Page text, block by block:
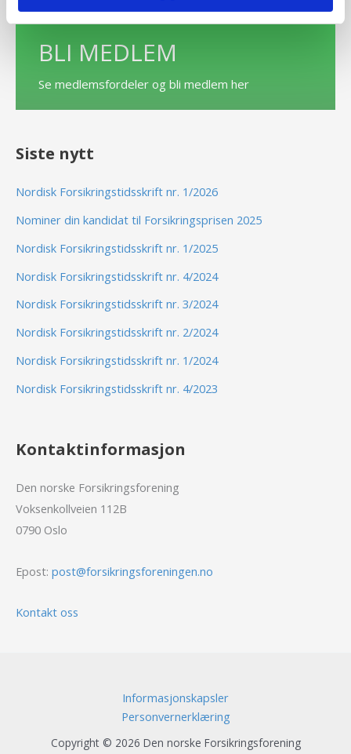
BLI MEDLEM
Se medlemsfordeler og bli medlem her
Siste nytt
Nordisk Forsikringstidsskrift nr. 1/2026
Nominer din kandidat til Forsikringsprisen 2025
Nordisk Forsikringstidsskrift nr. 1/2025
Nordisk Forsikringstidsskrift nr. 4/2024
Nordisk Forsikringstidsskrift nr. 3/2024
Nordisk Forsikringstidsskrift nr. 2/2024
Nordisk Forsikringstidsskrift nr. 1/2024
Nordisk Forsikringstidsskrift nr. 4/2023
Kontaktinformasjon
Den norske Forsikringsforening
Voksenkollveien 112B
0790 Oslo
Epost: post@forsikringsforeningen.no
Kontakt oss
Informasjonskapsler
Personvernerklæring
Copyright © 2026 Den norske Forsikringsforening